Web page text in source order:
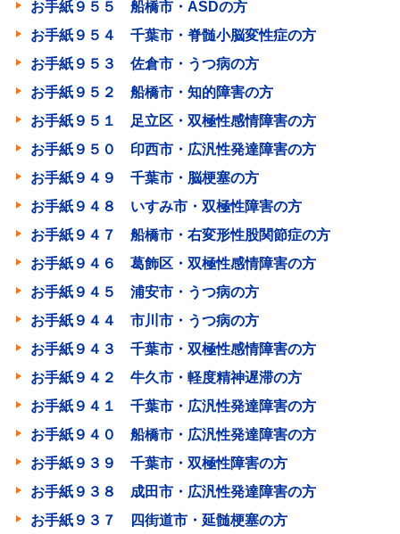
お手紙９５５ 船橋市・ASDの方
お手紙９５４ 千葉市・脊髄小脳変性症の方
お手紙９５３ 佐倉市・うつ病の方
お手紙９５２ 船橋市・知的障害の方
お手紙９５１ 足立区・双極性感情障害の方
お手紙９５０ 印西市・広汎性発達障害の方
お手紙９４９ 千葉市・脳梗塞の方
お手紙９４８ いすみ市・双極性障害の方
お手紙９４７ 船橋市・右変形性股関節症の方
お手紙９４６ 葛飾区・双極性感情障害の方
お手紙９４５ 浦安市・うつ病の方
お手紙９４４ 市川市・うつ病の方
お手紙９４３ 千葉市・双極性感情障害の方
お手紙９４２ 牛久市・軽度精神遅滞の方
お手紙９４１ 千葉市・広汎性発達障害の方
お手紙９４０ 船橋市・広汎性発達障害の方
お手紙９３９ 千葉市・双極性障害の方
お手紙９３８ 成田市・広汎性発達障害の方
お手紙９３７ 四街道市・延髄梗塞の方